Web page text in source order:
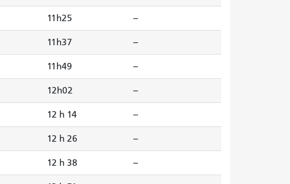
11h25 --
11h37 --
11h49 --
12h02 --
12 h 14 --
12 h 26 --
12 h 38 --